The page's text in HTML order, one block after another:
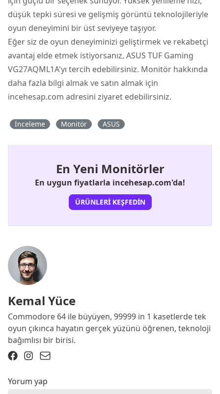
düşük tepki süresi ve gelişmiş görüntü teknolojileriyle
oyun deneyimini bir üst seviyeye taşıyor.
Eğer siz de oyun deneyiminizi geliştirmek ve rekabetçi
avantaj elde etmek istiyorsanız, ASUS TUF Gaming
VG27AQML1A'yı tercih edebilirsiniz. Monitör hakkında
daha fazla bilgi almak ve satın almak için
incehesap.com adresini ziyaret edebilirsiniz.
İnceleme Monitör ASUS
En Yeni Monitörler
En uygun fiyatlarla incehesap.com'da!
ÜRÜNLERI KEŞFEDIN
Kemal Yüce
Commodore 64 ile büyüyen, 99999 in 1 kasetlerde tek
oyun çıkınca hayatın gerçek yüzünü öğrenen, teknoloji
bağımlısı bir birisi.
Yorum yap